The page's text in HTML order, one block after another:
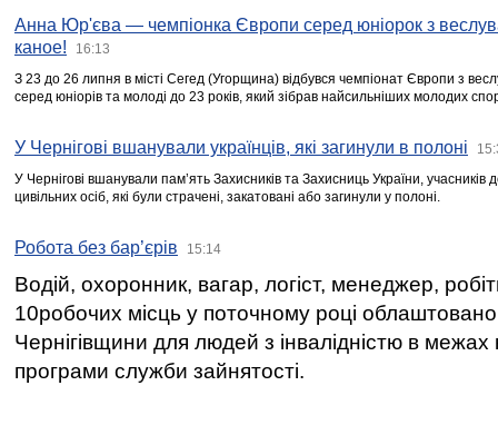
Анна Юр'єва — чемпіонка Європи серед юніорок з
каное!
16:13
З 23 до 26 липня в місті Сегед (Угорщина) відбувся чемпіонат Європи з
серед юніорів та молоді до 23 років, який зібрав найсильніших молодих
У Чернігові вшанували українців, які загинули в полоні
У Чернігові вшанували пам’ять Захисників та Захисниць України,
цивільних осіб, які були страчені, закатовані або загинули у полоні.
Робота без бар’єрів 15:14
Водій, охоронник, вагар, логіст, менеджер,
10робочих місць у поточному році
Чернігівщини для людей з інвалідністю в межах
програми служби зайнятості.